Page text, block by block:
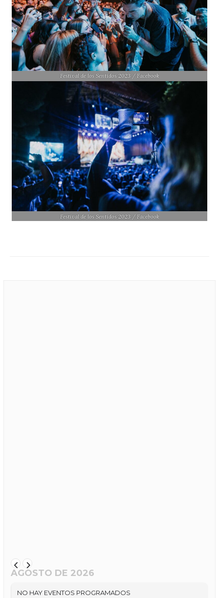
Festival de los Sentidos 2023 / Facebook
Festival de los Sentidos 2023 / Facebook
AGOSTO DE 2026
NO HAY EVENTOS PROGRAMADOS